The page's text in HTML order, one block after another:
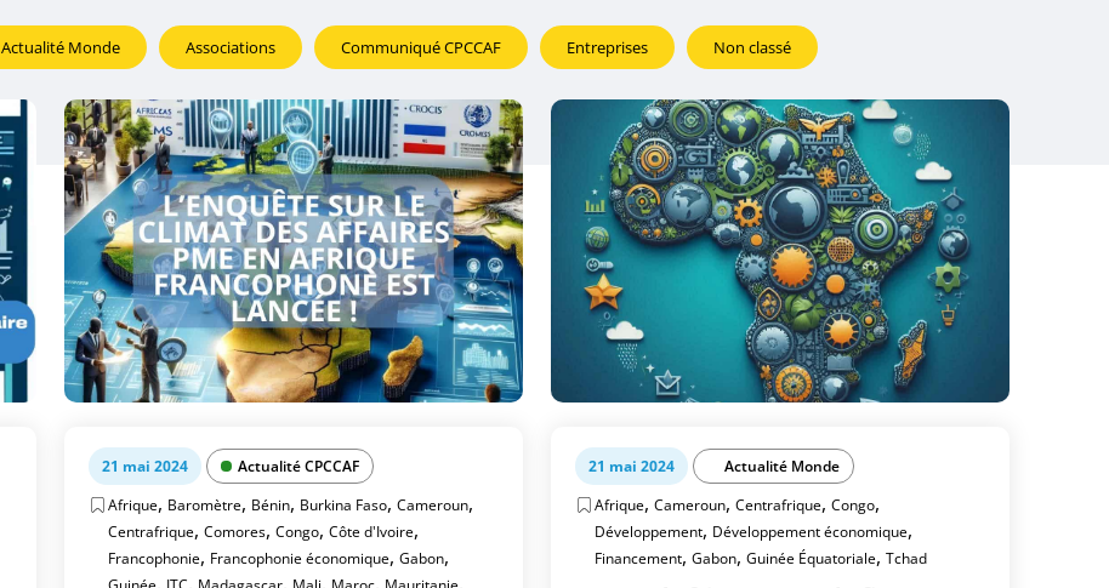
Actualité Monde Associations Communiqué CPCCAF Entreprises Non classé
21 mai 2024
Actualité CPCCAF
Afrique, Baromètre, Bénin, Burkina Faso,Cameroun,
Centrafrique,Comores,Congo,Côte d'Ivoire,
Francophonie, Francophonie économique,Gabon,
21 mai 2024
Actualité Monde
Afrique,Cameroun,Centrafrique,Congo,
Développement, Développement économique,
Financement,Gabon,Guinée Équatoriale,Tchad